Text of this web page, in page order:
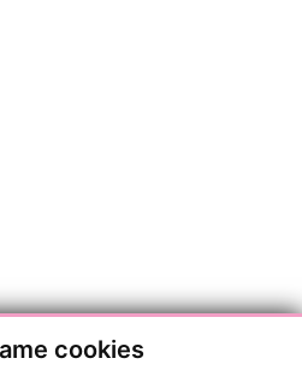
cookies